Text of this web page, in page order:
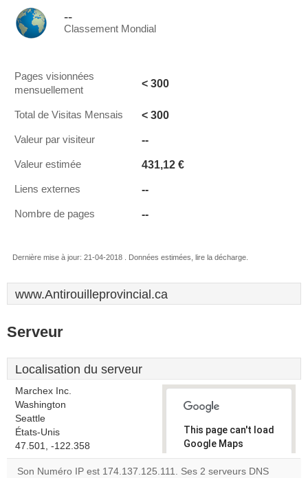
--
Classement Mondial
Pages visionnées
mensuellement
< 300
Total de Visitas Mensais < 300
Valeur par visiteur --
Valeur estimée 431,12 €
Liens externes --
Nombre de pages --
Dernière mise à jour: 21-04-2018 . Données estimées, lire la décharge.
www.Antirouilleprovincial.ca
Serveur
Localisation du serveur
Marchex Inc.
Washington
Seattle
États-Unis
47.501, -122.358
This page can't load
Google Maps
correctly.
Son Numéro IP est 174.137.125.111. Ses 2 serveurs DNS